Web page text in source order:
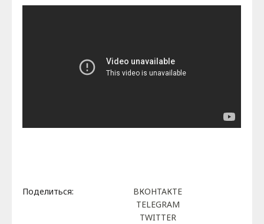
Поделиться:
ВКОНТАКТЕ
TELEGRAM
TWITTER